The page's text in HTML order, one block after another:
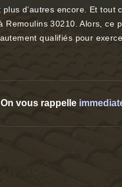
plus d’autres encore. Et
Remoulins 30210. Alors,
qualifiés pour
On vous rappelle